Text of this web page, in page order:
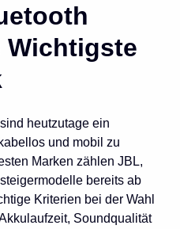
Wichtigste
heutzutage ein
und mobil zu
Marken zählen JBL,
bereits ab
Kriterien bei der Wahl
Soundqualität